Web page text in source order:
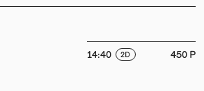
14:40 2D 450 P